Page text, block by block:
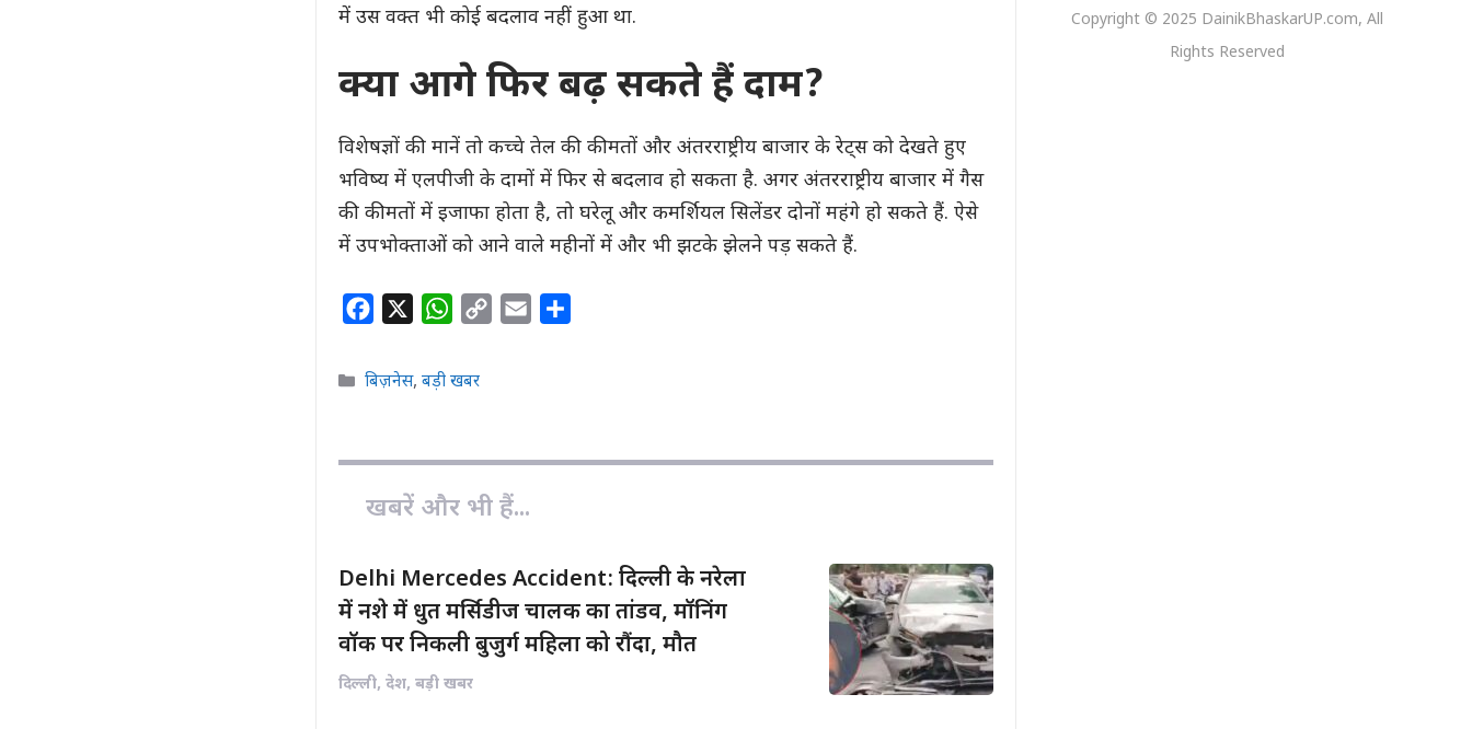
में उस वक्त भी कोई बदलाव नहीं हुआ था.
क्या आगे फिर बढ़ सकते हैं दाम?
विशेषज्ञों की मानें तो कच्चे तेल की कीमतों और अंतरराष्ट्रीय बाजार के रेट्स को देखते हुए
भविष्य में एलपीजी के दामों में फिर से बदलाव हो सकता है. अगर अंतरराष्ट्रीय बाजार में गैस
की कीमतों में इजाफा होता है, तो घरेलू और कमर्शियल सिलेंडर दोनों महंगे हो सकते हैं. ऐसे
में उपभोक्ताओं को आने वाले महीनों में और भी झटके झेलने पड़ सकते हैं.
c
o
k
W
a
A
p
i
Categories
बिज़नेस,बड़ी खबर
खबरें और भी हैं...
Delhi Mercedes Accident: दिल्ली के नरेला
में नशे में धुत मर्सिडीज चालक का तांडव, मॉनिंग
वॉक पर निकली बुजुर्ग महिला को रौंदा, मौत
दिल्ली, देश, बड़ी खबर
Copyright © 2025 DainikBhaskarUP.com, All
Rights Reserved